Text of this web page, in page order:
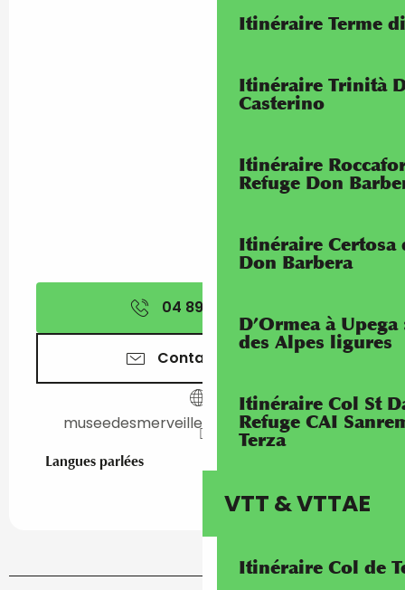
Itinéraire Terme
Itinéraire Trinità
Casterino
Itinéraire
Refuge Don
Itinéraire Certosa
Don Barbera
D’Ormea à
des Alpes ligures
Itinéraire Col St
Refuge CAI
Terza
VTT & VTTAE
Itinéraire Col de
04 89 04 57
Contactez-nous
museedesmerveilles.departement06.fr
Langues parlées
Langues parlées